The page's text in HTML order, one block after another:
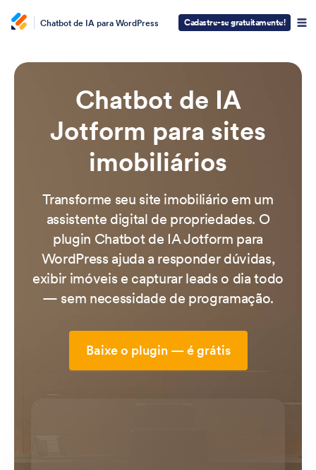
Chatbot de IA para WordPress Cadastre-se gratuitamente!
Chatbot de IA
Jotform para sites
imobiliários
Transforme seu site imobiliário em um
assistente digital de propriedades. O
plugin Chatbot de IA Jotform para
WordPress ajuda a responder dúvidas,
exibir imóveis e capturar leads o dia todo
— sem necessidade de programação.
Baixe o plugin — é grátis